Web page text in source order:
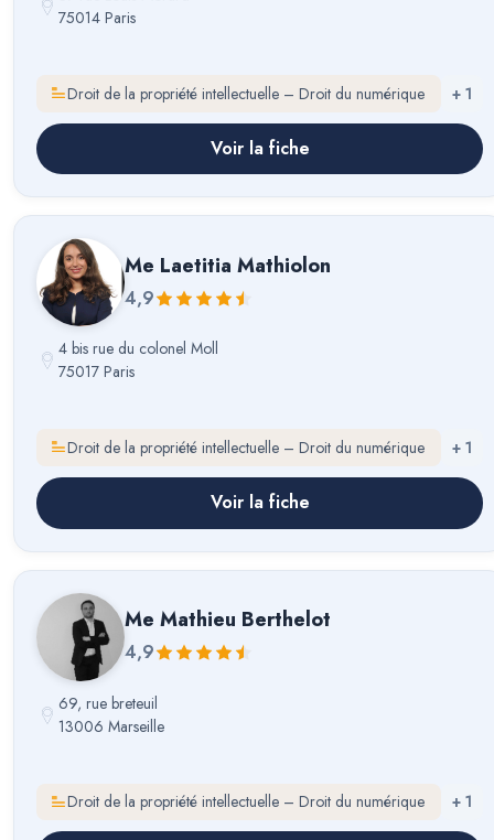
75014 Paris
Droit de la propriété intellectuelle – Droit du numérique + 1
Voir la fiche
Me Laetitia Mathiolon
4,9
4 bis rue du colonel Moll
75017 Paris
Droit de la propriété intellectuelle – Droit du numérique + 1
Voir la fiche
Me Mathieu Berthelot
4,9
69, rue breteuil
13006 Marseille
Droit de la propriété intellectuelle – Droit du numérique + 1